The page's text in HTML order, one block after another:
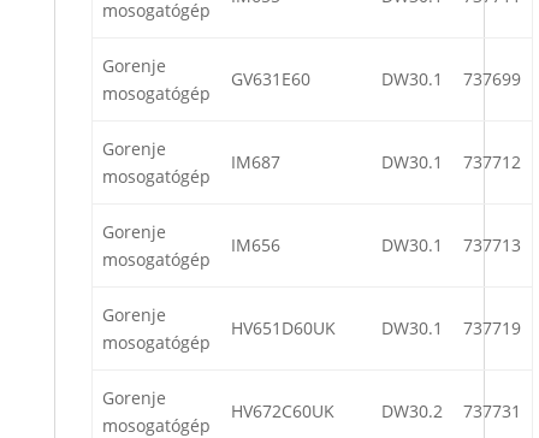
mosogatógép
Gorenje
mosogatógép
GV631E60 DW30.1 737699
Gorenje
mosogatógép
IM687 DW30.1 737712
Gorenje
mosogatógép
IM656 DW30.1 737713
Gorenje
mosogatógép
HV651D60UK DW30.1 737719
Gorenje
mosogatógép
HV672C60UK DW30.2 737731